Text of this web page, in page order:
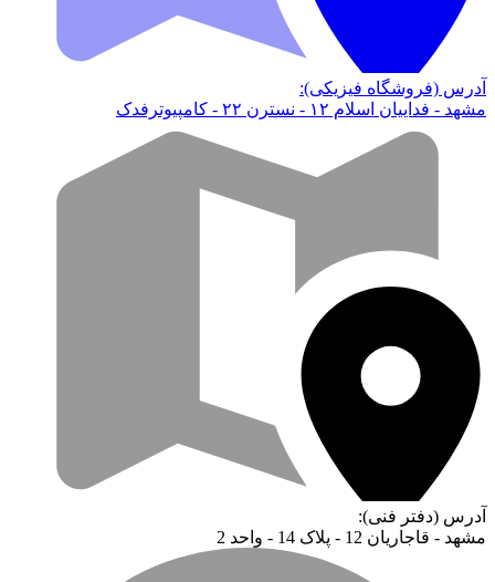
آدرس (فروشگاه فیزیکی):
مشهد - فداییان اسلام ۱۲ - نسترن ۲۲ - کامپیوترفدک
آدرس (دفتر فنی):
مشهد - قاجاریان 12 - پلاک 14 - واحد 2